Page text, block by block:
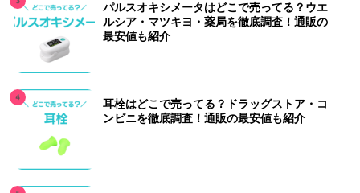
パルスオキシメータはどこで売ってる？ウエ
ルシア・マツキヨ・薬局を徹底調査！通販の
最安値も紹介
耳栓はどこで売ってる？ドラッグストア・コ
ンビニを徹底調査！通販の最安値も紹介